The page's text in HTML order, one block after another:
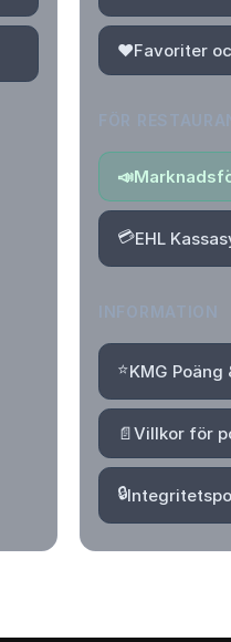
❤️Favoriter
📣
💳EHL
⭐KMG
📄Villkor för
🔒